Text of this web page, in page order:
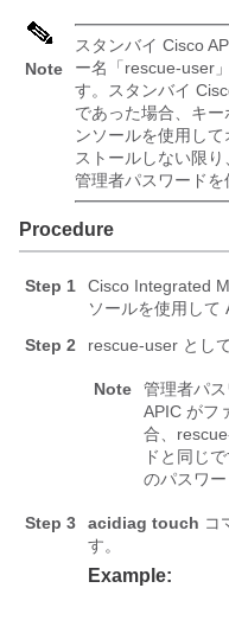
Note
スタンバイ Cisco
ー名「rescue-user
す。スタンバイ
であった場合、キ
ンソールを使用し
ストールしない限
管理者パスワードを
Procedure
Step 1
Cisco Integrated
ソールを使用して
Step 2
rescue-user とし
Note
管理者パ
APIC がフ
合、
ドと同じ
のパスワー
Step 3 acidiag touch コ
す。
Example: